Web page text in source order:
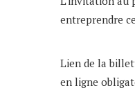
entreprendre
Lien de la
en ligne